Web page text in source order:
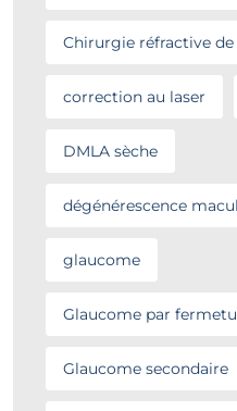
Chirurgie réfractive
correction au laser
DMLA sèche
dégénérescence
glaucome
Glaucome par
Glaucome secondaire